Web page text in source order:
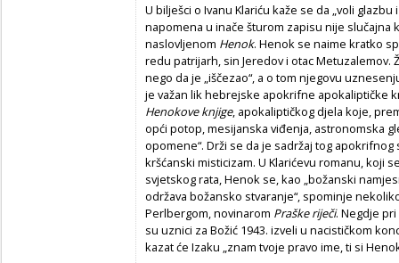
U bilješci o Ivanu Klariću kaže se da „voli
napomena u inače šturom zapisu nije
naslovljenom Henok. Henok se naime kratko
redu patrijarh, sin Jeredov i otac Metuzalemov.
nego da je „iščezao“, a o tom njegovu
je važan lik hebrejske apokrifne apokaliptičke
Henokove knjige, apokaliptičkog djela koje,
opći potop, mesijanska viđenja, astronomska
opomene“. Drži se da je sadržaj tog
kršćanski misticizam. U Klarićevu romanu, koji
svjetskog rata, Henok se, kao „božanski
održava božansko stvaranje“, spominje
Perlbergom, novinarom Praške riječi. Negdje
su uznici za Božić 1943. izveli u nacističkom
kazat će Izaku „znam tvoje pravo ime, ti si